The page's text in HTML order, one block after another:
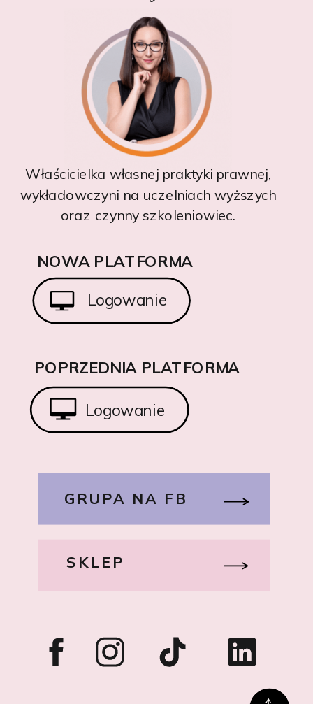
GRUPA NA FB
SKLEP
Właścicielka własnej praktyki prawnej,
wykładowczyni na uczelniach wyższych
oraz czynny szkoleniowiec.
Logowanie
NOWA PLATFORMA
Logowanie
POPRZEDNIA PLATFORMA